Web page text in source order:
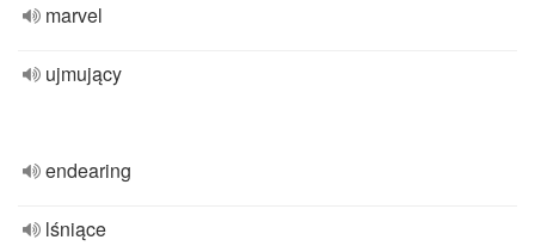
marvel
ujmujący
endearing
lśniące